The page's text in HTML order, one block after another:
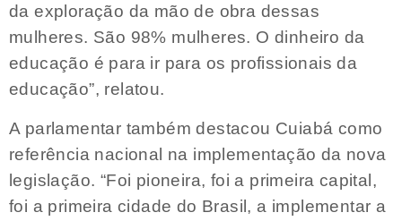
da exploração da mão de obra dessas
mulheres. São 98% mulheres. O dinheiro da
educação é para ir para os profissionais da
educação”, relatou.
A parlamentar também destacou Cuiabá como
referência nacional na implementação da nova
legislação. “Foi pioneira, foi a primeira capital,
foi a primeira cidade do Brasil, a implementar a